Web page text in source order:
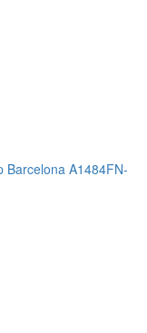
Barcelona A1484FN-